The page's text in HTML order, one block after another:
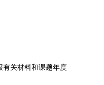
有关材料和课题年度